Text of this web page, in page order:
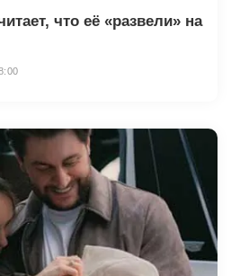
что её «развели» на